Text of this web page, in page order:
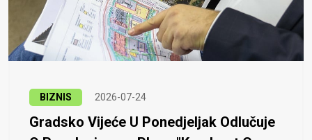
BIZNIS 2026-07-24
Gradsko Vijeće U Ponedjeljak Odlučuje